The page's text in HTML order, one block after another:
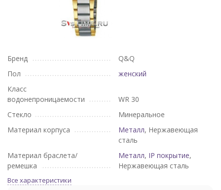
Бренд
Q&Q
Пол
женский
Класс
водонепроницаемости
WR 30
Стекло
Минеральное
Материал корпуса
Металл, Нержавеющая
сталь
Материал браслета/
ремешка
Металл, IP покрытие,
Нержавеющая сталь
Все характеристики